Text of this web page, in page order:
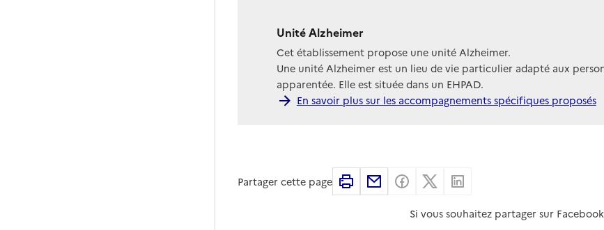
Unité Alzheimer
Cet établissement propose une unité Alzheimer.
Une unité Alzheimer est un lieu de vie particulier adapté aux
apparentée. Elle est située dans un EHPAD.
En savoir plus sur les accompagnements spécifiques proposés
Partager cette page ImprimerPartager par email
Partager sur Facebook
Partager sur X
Si vous souhaitez partager sur